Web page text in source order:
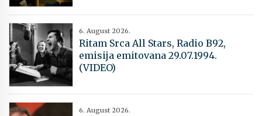
6. August 2026.
Ritam Srca All Stars, Radio B92,
emisija emitovana 29.07.1994.
(VIDEO)
6. August 2026.